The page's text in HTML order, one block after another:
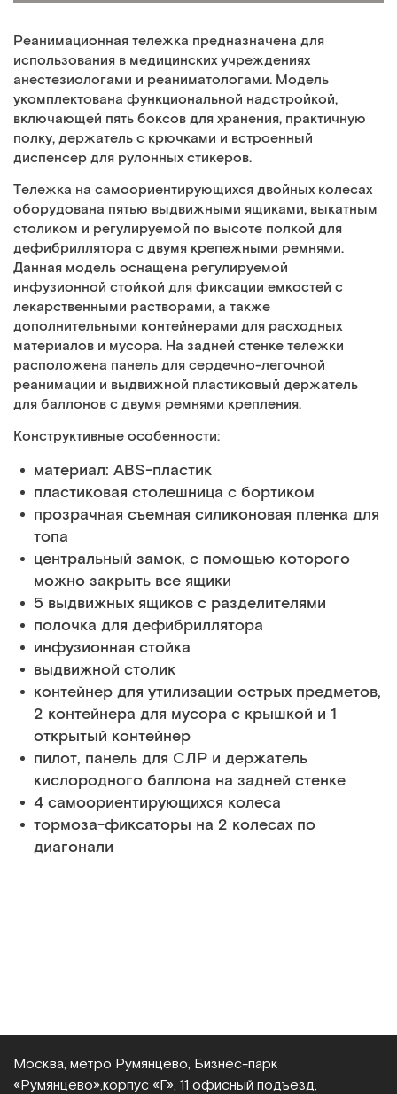
Реанимационная тележка предназначена для
использования в медицинских учреждениях
анестезиологами и реаниматологами. Модель
укомплектована функциональной надстройкой,
включающей пять боксов для хранения, практичную
полку, держатель с крючками и встроенный
диспенсер для рулонных стикеров.
Тележка на самоориентирующихся двойных колесах
оборудована пятью выдвижными ящиками, выкатным
столиком и регулируемой по высоте полкой для
дефибриллятора с двумя крепежными ремнями.
Данная модель оснащена регулируемой
инфузионной стойкой для фиксации емкостей с
лекарственными растворами, а также
дополнительными контейнерами для расходных
материалов и мусора. На задней стенке тележки
расположена панель для сердечно-легочной
реанимации и выдвижной пластиковый держатель
для баллонов с двумя ремнями крепления.
Конструктивные особенности:
материал: АВS-пластик
пластиковая столешница с бортиком
прозрачная съемная силиконовая пленка для
топа
центральный замок, с помощью которого
можно закрыть все ящики
5 выдвижных ящиков с разделителями
полочка для дефибриллятора
инфузионная стойка
выдвижной столик
контейнер для утилизации острых предметов,
2 контейнера для мусора с крышкой и 1
открытый контейнер
пилот, панель для СЛР и держатель
кислородного баллона на задней стенке
4 самоориентирующихся колеса
тормоза-фиксаторы на 2 колесах по
диагонали
Москва, метро Румянцево, Бизнес‑парк
«Румянцево», корпус «Г», 11 офисный подъезд,